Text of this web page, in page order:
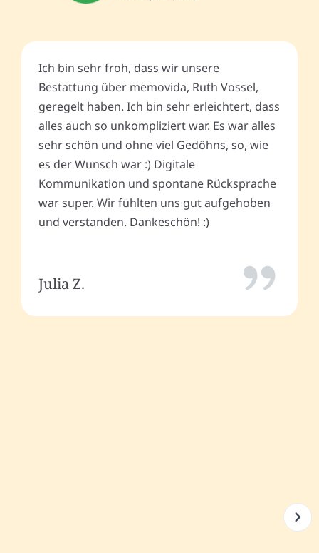
Ich bin sehr froh, dass wir unsere
Bestattung über memovida, Ruth Vossel,
geregelt haben. Ich bin sehr erleichtert, dass
alles auch so unkompliziert war. Es war alles
sehr schön und ohne viel Gedöhns, so, wie
es der Wunsch war :) Digitale
Kommunikation und spontane Rücksprache
war super. Wir fühlten uns gut aufgehoben
und verstanden. Dankeschön! :)
Julia Z.